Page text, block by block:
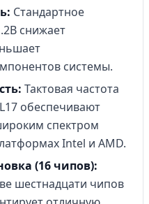
Стандартное
снижает
системы.
Тактовая частота
обеспечивают
спектром
Intel и AMD.
(16 чипов):
шестнадцати чипов